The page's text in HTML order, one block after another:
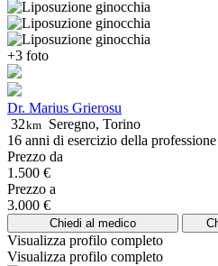
+3 foto
Dr. Marius Grierosu
32km Seregno, Torino
16 anni di esercizio della professione
Prezzo da
1.500 €
Prezzo a
3.000 €
Chiedi al medico
Visualizza profilo completo
Visualizza profilo completo